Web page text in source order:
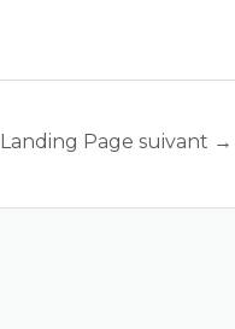
Landing Page suivant →